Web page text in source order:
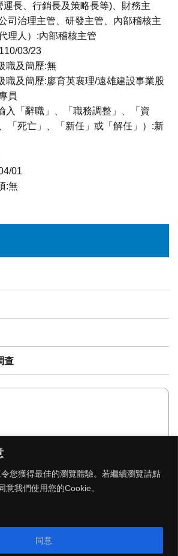
您獲得最佳的瀏覽體驗。若繼續瀏覽請點
意我們使用您的Cookie。
同意
查
運長、行銷長及策略長等)、財務主
司治理主管、研發主管、內部稽核主
理人）:內部稽核主管
03/23
職及簡歷:無
職及簡歷:廖育英襄理/遠雄建設事業股
員
入「辭職」、「職務調整」、「資
「死亡」、「新任」或「解任」）:新
01
:無